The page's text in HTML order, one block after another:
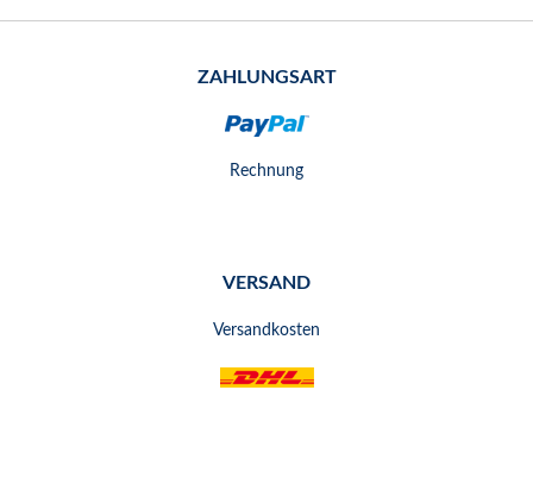
ZAHLUNGSART
Rechnung
VERSAND
Versandkosten